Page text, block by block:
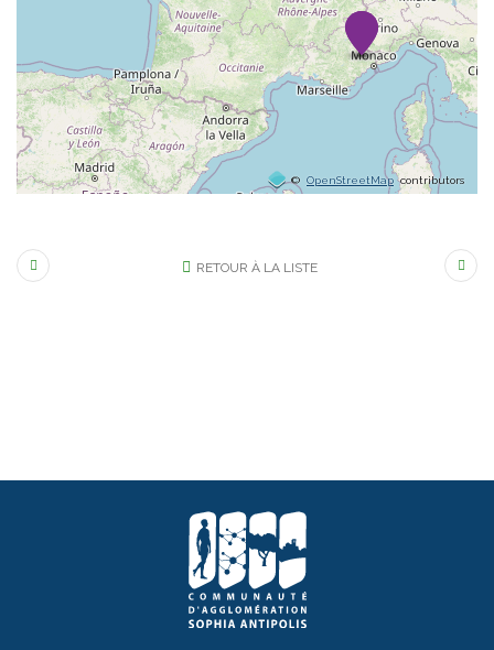
© OpenStreetMap contributors
RETOUR À LA LISTE